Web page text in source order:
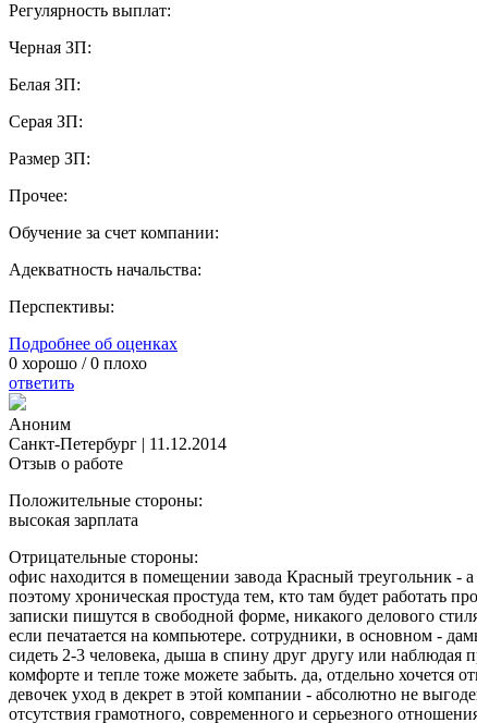
Регулярность выплат:
Черная ЗП:
Белая ЗП:
Серая ЗП:
Размер ЗП:
Прочее:
Обучение за счет компании:
Адекватность начальства:
Перспективы:
Подробнее об оценках
0 хорошо /0 плохо
ответить
Аноним
Санкт-Петербург | 11.12.2014
Отзыв о работе
Положительные стороны:
высокая зарплата
Отрицательные стороны:
офис находится в помещении завода Красный треугольник -
поэтому хроническая простуда тем, кто там будет работать
записки пишутся в свободной форме, никакого делового
если печатается на компьютере. сотрудники, в основном -
сидеть 2-3 человека, дыша в спину друг другу или наблюдая
комфорте и тепле тоже можете забыть. да, отдельно хочется
девочек уход в декрет в этой компании - абсолютно не
отсутствия грамотного, современного и серьезного